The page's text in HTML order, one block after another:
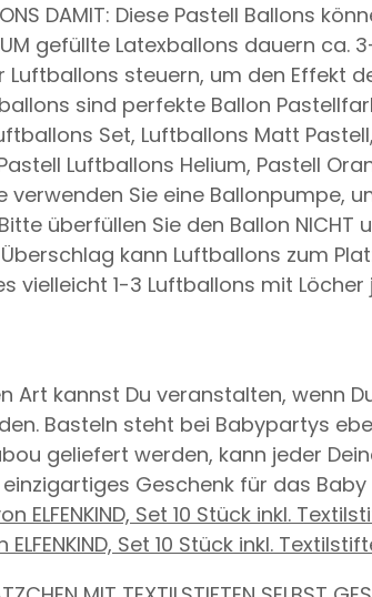
DAMIT: Diese Pastell
gefüllte Latexballons dauern
Luftballons steuern, um den Effekt
sind perfekte Ballon
Set, Luftballons Matt
Luftballons Helium, Pastell
verwenden Sie eine
überfüllen Sie den Ballon
kann Luftballons zum
vielleicht 1-3 Luftballons mit Löcher
Art kannst Du veranstalten, wenn
Basteln steht bei Babypartys
geliefert werden, kann jeder
Geschenk für das Baby
Set 10 Stück inkl.